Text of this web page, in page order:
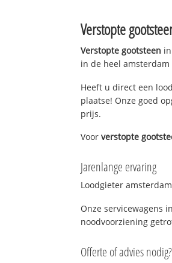
Verstopte
Verstopte gootsteen
in de heel
Heeft u direct een
plaatse! Onze goed
prijs.
Voorverstopte
Jarenlange ervaring
Loodgieter
Onze servicewagens
noodvoorziening
Offerte of advies nodig?